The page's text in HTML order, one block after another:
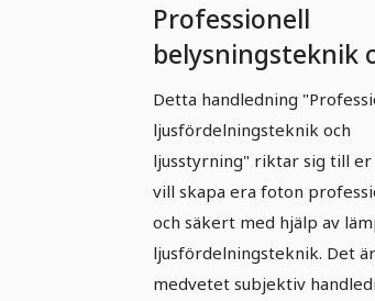
Professionell
belysningsteknik
ljusstyrning: Del
Vad är korrekt
exponering?
Detta handledning
ljusfördelningsteknik och
ljusstyrning" riktar sig till er
vill skapa era foton
och säkert med hjälp av
ljusfördelningsteknik. Det
medvetet subjektiv